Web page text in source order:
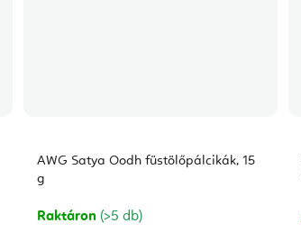
AWG Satya Oodh füstölőpálcikák, 15
g
Raktáron (>5 db)